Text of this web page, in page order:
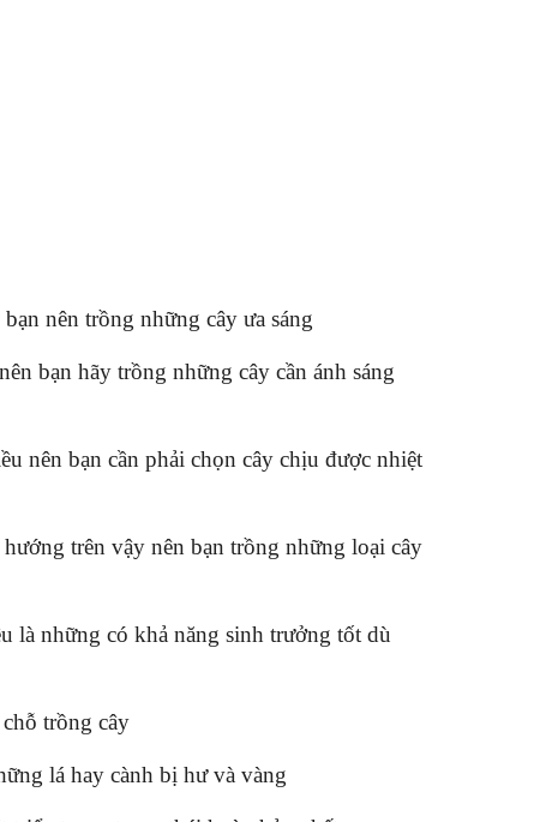
nên trồng những cây ưa sáng
bạn hãy trồng những cây cần ánh sáng
nên bạn cần phải chọn cây chịu được nhiệt
trên vậy nên bạn trồng những loại cây
là những có khả năng sinh trưởng tốt dù
trồng cây
lá hay cành bị hư và vàng